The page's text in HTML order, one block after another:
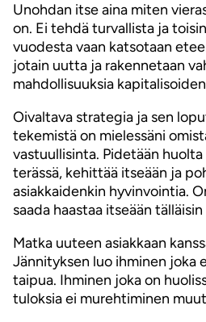
Unohdan itse aina miten
on. Ei tehdä turvallista ja
vuodesta vaan katsotaan
jotain uutta ja rakennetaan
mahdollisuuksia
Oivaltava strategia ja sen
tekemistä on mielessäni
vastuullisinta. Pidetään
terässä, kehittää itseään ja
asiakkaidenkin hyvinvointia.
saada haastaa itseään
Matka uuteen asiakkaan
Jännityksen luo ihminen joka
taipua. Ihminen joka on
tuloksia ei murehtiminen